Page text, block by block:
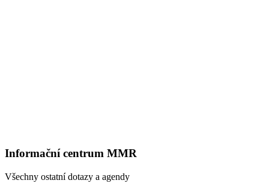
Informační centrum MMR
Všechny ostatní dotazy a agendy